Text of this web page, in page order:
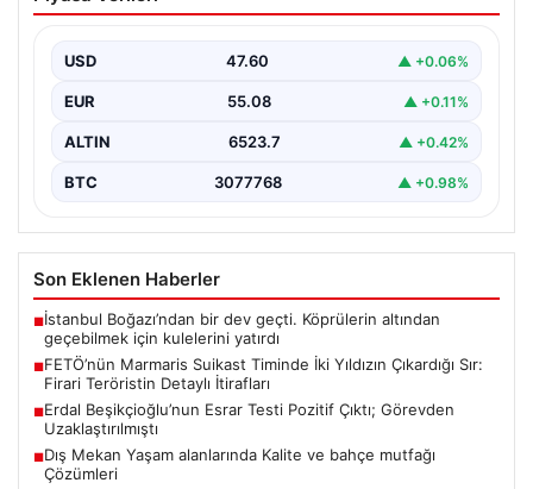
15 Temmuz 2016 tarihinde gerçekleştirilen başarısız
girişimin…
USD 47.60 ▲ +0.06%
EUR 55.08 ▲ +0.11%
ALTIN 6523.7 ▲ +0.42%
BTC 3077768 ▲ +0.98%
Son Eklenen Haberler
■İstanbul Boğazı’ndan bir dev geçti. Köprülerin altından
geçebilmek için kulelerini yatırdı
■FETÖ’nün Marmaris Suikast Timinde İki Yıldızın Çıkardığı Sır:
Firari Teröristin Detaylı İtirafları
■Erdal Beşikçioğlu’nun Esrar Testi Pozitif Çıktı; Görevden
Uzaklaştırılmıştı
■Dış Mekan Yaşam alanlarında Kalite ve bahçe mutfağı
Çözümleri